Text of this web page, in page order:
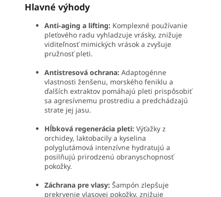
Hlavné výhody
Anti-aging a lifting: Komplexné používanie
pleťového radu vyhladzuje vrásky, znižuje
viditeľnosť mimických vrások a zvyšuje
pružnosť pleti.
Antistresová ochrana: Adaptogénne
vlastnosti ženšenu, morského feniklu a
ďalších extraktov pomáhajú pleti prispôsobiť
sa agresívnemu prostrediu a predchádzajú
strate jej jasu.
Hĺbková regenerácia pleti: Výťažky z
orchidey, laktobacily a kyselina
polyglutámová intenzívne hydratujú a
posilňujú prirodzenú obranyschopnosť
pokožky.
Záchrana pre vlasy: Šampón zlepšuje
prekrvenie vlasovej pokožky, znižuje